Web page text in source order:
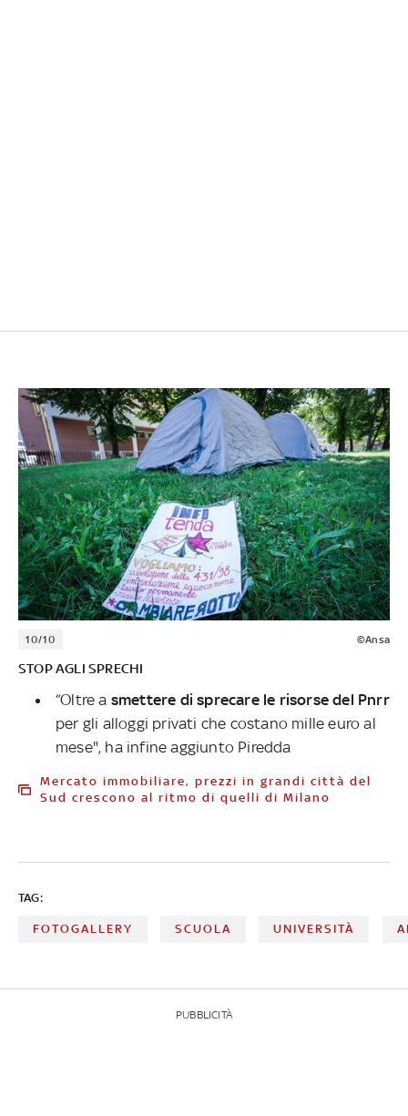
10/10 ©Ansa
STOP AGLI SPRECHI
“Oltre a smettere di sprecare le risorse del Pnrr
per gli alloggi privati che costano mille euro al
mese", ha infine aggiunto Piredda
Mercato immobiliare, prezzi in grandi città del
Sud crescono al ritmo di quelli di Milano
TAG:
FOTOGALLERY SCUOLA UNIVERSITÀ
PUBBLICITÀ